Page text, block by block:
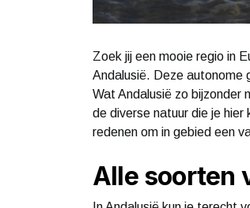
Zoek jij een mooie regio in
Andalusië. Deze autonome
Wat Andalusië zo bijzonder
de diverse natuur die je
redenen om in gebied een
Alle soorten